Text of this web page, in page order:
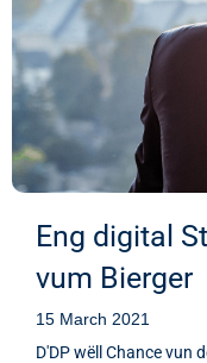
Eng digital
vum Bierger
15 March 2021
D'DP wëll Chance vun